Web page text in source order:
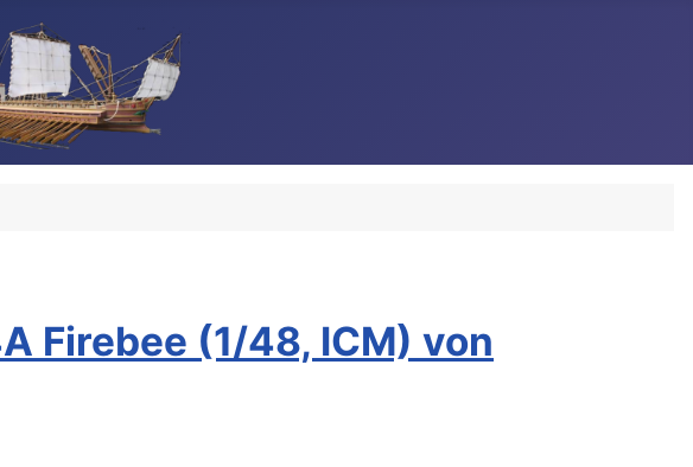
Firebee (1/48, ICM) von